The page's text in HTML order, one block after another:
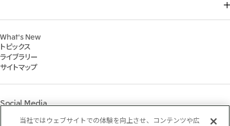
Social
Governance
マテリアリティ
イニシアティブへの参画
三井物産の人材マネジメント
社会貢献活動
ライブラリー
IR資料室
IR説明会
個人株主・投資家の皆様へ
株主・株式基本情報
IRカレンダー
三井グループ350周年記念事業サイト
What's New
トピックス
ライブラリー
サイトマップ
Social Media
当社ではウェブサイトでの体験を向上させ、コンテンツや広